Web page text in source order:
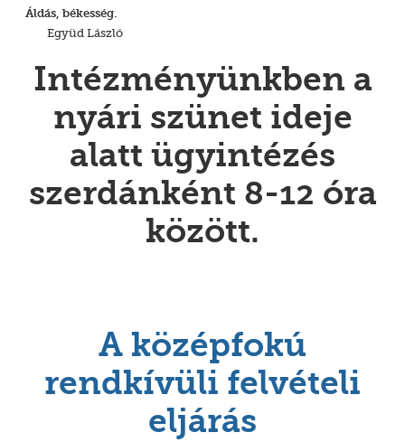
Áldás, békesség.
Együd László
Intézményünkben a
nyári szünet ideje
alatt ügyintézés
szerdánként 8-12 óra
között.
A középfokú
rendkívüli felvételi
eljárás